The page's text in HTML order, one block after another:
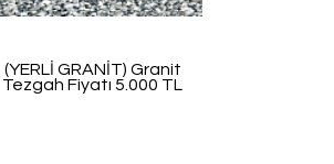
(YERLİ GRANİT) Granit
Tezgah Fiyatı 5.000 TL